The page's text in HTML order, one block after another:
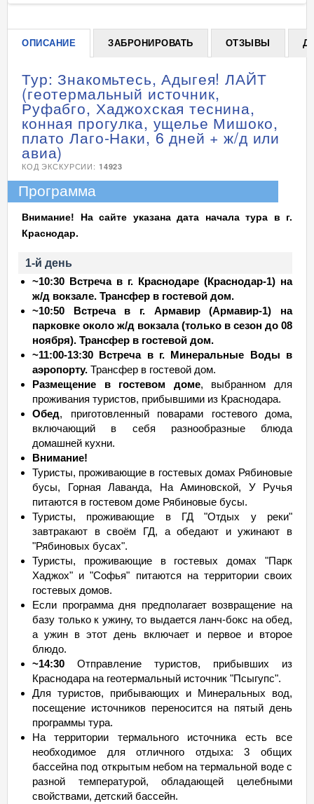
ОПИСАНИЕ ЗАБРОНИРОВАТЬ ОТЗЫВЫ
Тур: Знакомьтесь, Адыгея! ЛАЙТ
(геотермальный источник,
Руфабго, Хаджохская теснина,
конная прогулка, ущелье Мишоко,
плато Лаго-Наки, 6 дней + ж/д или
авиа)
КОД ЭКСКУРСИИ: 14923
Программа
Внимание! На сайте указана дата начала тура в г.
Краснодар.
1-й день
~10:30 Встреча в г. Краснодаре (Краснодар-1) на
ж/д вокзале. Трансфер в гостевой дом.
~10:50 Встреча в г. Армавир (Армавир-1) на
парковке около ж/д вокзала (только в сезон до 08
ноября). Трансфер в гостевой дом.
~11:00-13:30 Встреча в г. Минеральные Воды в
аэропорту. Трансфер в гостевой дом.
Размещение в гостевом доме, выбранном для
проживания туристов, прибывшими из Краснодара.
Обед, приготовленный поварами гостевого дома,
включающий в себя разнообразные блюда
домашней кухни.
Внимание!
Туристы, проживающие в гостевых домах Рябиновые
бусы, Горная Лаванда, На Аминовской, У Ручья
питаются в гостевом доме Рябиновые бусы.
Туристы, проживающие в ГД "Отдых у реки"
завтракают в своём ГД, а обедают и ужинают в
"Рябиновых бусах".
Туристы, проживающие в гостевых домах "Парк
Хаджох" и "Софья" питаются на территории своих
гостевых домов.
Если программа дня предполагает возвращение на
базу только к ужину, то выдается ланч-бокс на обед,
а ужин в этот день включает и первое и второе
блюдо.
~14:30 Отправление туристов, прибывших из
Краснодара на геотермальный источник "Псыгупс".
Для туристов, прибывающих и Минеральных вод,
посещение источников переносится на пятый день
программы тура.
На территории термального источника есть все
необходимое для отличного отдыха: 3 общих
бассейна под открытым небом на термальной воде с
разной температурой, обладающей целебными
свойствами, детский бассейн.